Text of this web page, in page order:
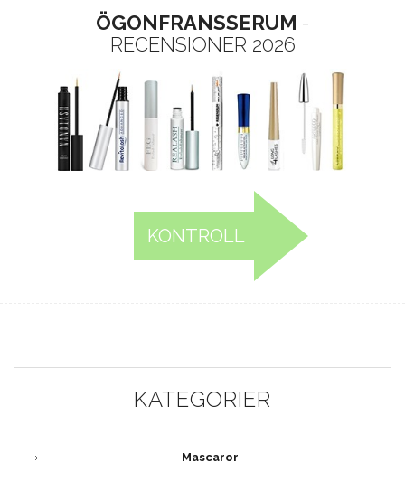
ÖGONFRANSSERUM -
RECENSIONER 2026
KONTROLL
KATEGORIER
Mascaror